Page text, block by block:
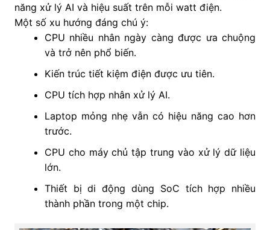
năng xử lý AI và hiệu suất trên mỗi watt điện.
Một số xu hướng đáng chú ý:
CPU nhiều nhân ngày càng được ưa chuộng
và trở nên phổ biến.
Kiến trúc tiết kiệm điện được ưu tiên.
CPU tích hợp nhân xử lý AI.
Laptop mỏng nhẹ vẫn có hiệu năng cao hơn
trước.
CPU cho máy chủ tập trung vào xử lý dữ liệu
lớn.
Thiết bị di động dùng SoC tích hợp nhiều
thành phần trong một chip.